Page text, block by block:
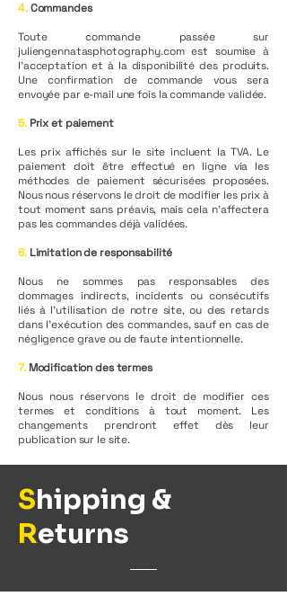
4.Commandes
Toute commande passée sur
juliengennatasphotography.com est soumise à
l’acceptation et à la disponibilité des produits.
Une confirmation de commande vous sera
envoyée par e-mail une fois la commande validée.
5.Prix et paiement
Les prix affichés sur le site incluent la TVA. Le
paiement doit être effectué en ligne via les
méthodes de paiement sécurisées proposées.
Nous nous réservons le droit de modifier les prix à
tout moment sans préavis, mais cela n’affectera
pas les commandes déjà validées.
6. Limitation de responsabilité
Nous ne sommes pas responsables des
dommages indirects, incidents ou consécutifs
liés à l’utilisation de notre site, ou des retards
dans l’exécution des commandes, sauf en cas de
négligence grave ou de faute intentionnelle.
7.Modification des termes
Nous nous réservons le droit de modifier ces
termes et conditions à tout moment. Les
changements prendront effet dès leur
publication sur le site.
Shipping &
Returns